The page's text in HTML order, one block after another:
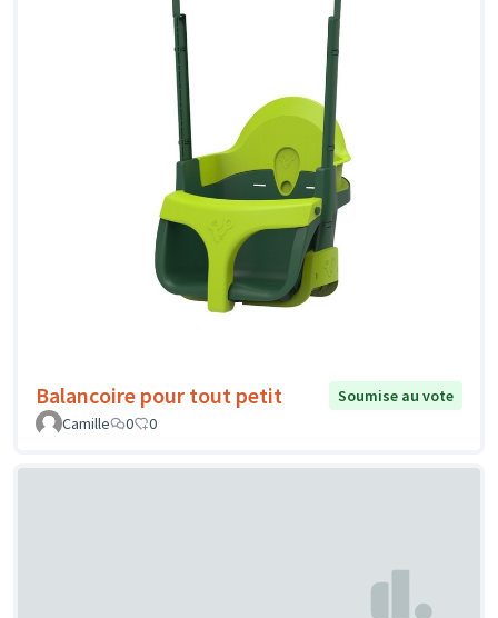
Balancoire pour tout petit
Soumise au vote
Camille
0 0